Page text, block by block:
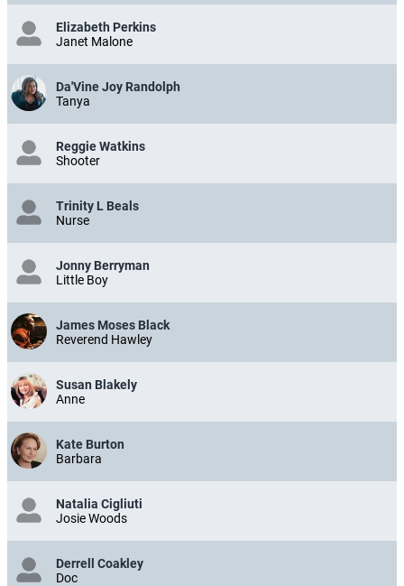
Elizabeth Perkins
Janet Malone
Da'Vine Joy Randolph
Tanya
Reggie Watkins
Shooter
Trinity L Beals
Nurse
Jonny Berryman
Little Boy
James Moses Black
Reverend Hawley
Susan Blakely
Anne
Kate Burton
Barbara
Natalia Cigliuti
Josie Woods
Derrell Coakley
Doc